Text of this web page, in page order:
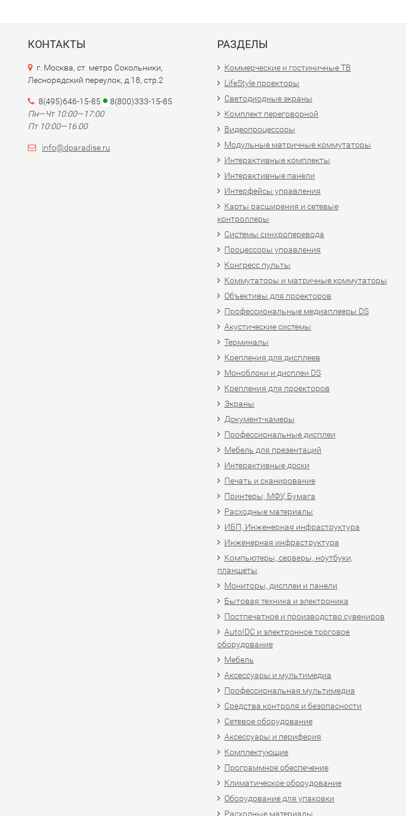
КОНТАКТЫ
г. Москва, ст. метро Сокольники,
Леснорядский переулок, д.18, стр.2
8(495)646-15-85
8(800)333-15-85
Пн—Чт 10:00—17:00
Пт 10:00—16:00
info@dparadise.ru
РАЗДЕЛЫ
Коммерческие и гостиничные ТВ
LifeStyle проекторы
Светодиодные экраны
Комплект переговорной
Видеопроцессоры
Модульные матричные коммутаторы
Интерактивные комплекты
Интерактивные панели
Интерфейсы управления
Карты расширения и сетевые
контроллеры
Системы синхроперевода
Процессоры управления
Конгресс пульты
Коммутаторы и матричные коммутаторы
Объективы для проекторов
Профессиональные медиаплееры DS
Акустические системы
Терминалы
Крепления для дисплеев
Моноблоки и дисплеи DS
Крепления для проекторов
Экраны
Документ-камеры
Профессиональные дисплеи
Мебель для презентаций
Интерактивные доски
Печать и сканирование
Принтеры, МФУ, Бумага
Расходные материалы
ИБП, Инженерная инфраструктура
Инженерная инфраструктура
Компьютеры, серверы, ноутбуки,
планшеты
Мониторы, дисплеи и панели
Бытовая техника и электроника
Постпечатное и производство сувениров
AutoIDC и электронное торговое
оборудование
Мебель
Аксессуары и мультимедиа
Профессиональная мультимедиа
Средства контроля и безопасности
Сетевое оборудование
Аксессуары и периферия
Комплектующие
Программное обеспечение
Климатическое оборудование
Оборудование для упаковки
Расходные материалы